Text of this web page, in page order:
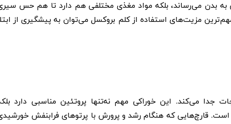
به بدن می‌رساند، بلکه مواد مغذی مختلفی هم دارد تا هم حس
مزیت‌های استفاده از کلم بروکسل می‌توان به پیشگیری از
جدا می‌کند. این خوراکی مهم نه‌تنها پروتئین مناسبی دارد
قارچ‌هایی که هنگام رشد و پرورش با پرتوهای فرابنفش